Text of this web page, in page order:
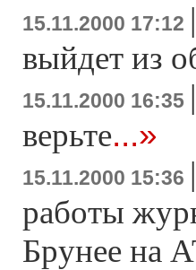
15.11.2000 17:12 |
выйдет из
15.11.2000 16:35 |
верьте...»
15.11.2000 15:36 |
работы
Брунее на